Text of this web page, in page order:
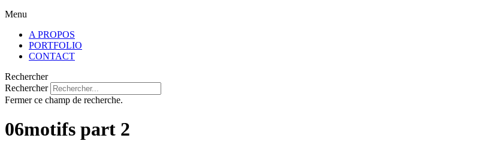
Menu
A PROPOS
PORTFOLIO
CONTACT
Rechercher
Rechercher
Fermer ce champ de recherche.
06motifs part 2